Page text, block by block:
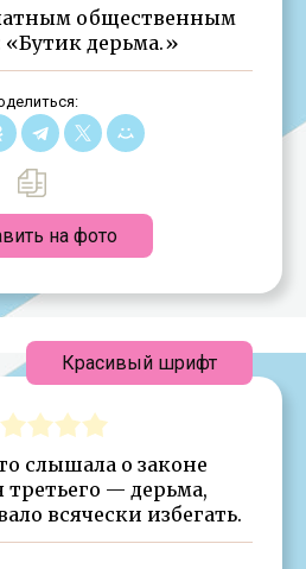
общественным
«Бутик дерьма.»
на фото
слышала о законе
— дерьма,
всячески избегать.
Красивый шрифт